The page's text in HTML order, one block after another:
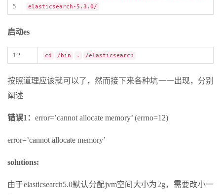
5
elasticsearch-5.3.0/
启动es
1 2 cd /bin . /elasticsearch
按照道理应该就可以了，然而接下来各种坑一一出现，分别
阐述
错误1： error=’cannot allocate memory’ (errno=12)
error=’cannot allocate memory’
solutions:
由于elasticsearch5.0默认分配jvm空间大小为2g，需要改小一